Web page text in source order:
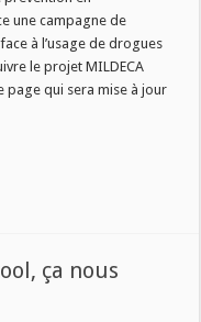
une campagne de
à l’usage de drogues
le projet MILDECA
page qui sera mise à jour
ça nous